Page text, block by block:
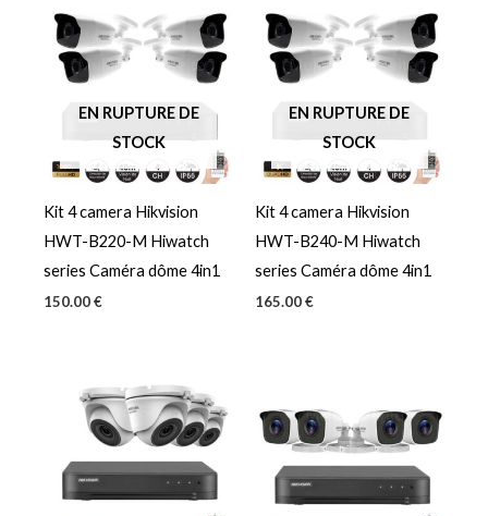
EN RUPTURE DE
STOCK
Kit 4 camera Hikvision
HWT-B220-M Hiwatch
series Caméra dôme 4in1
150.00€
EN RUPTURE DE
STOCK
Kit 4 camera Hikvision
HWT-B240-M Hiwatch
series Caméra dôme 4in1
165.00€